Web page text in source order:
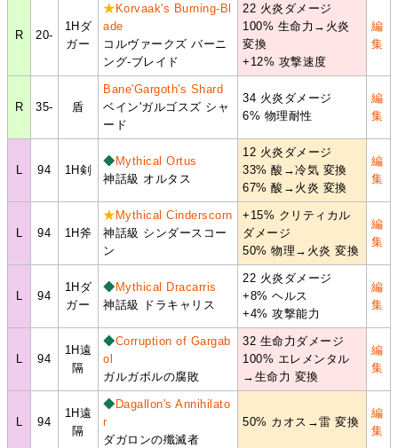
R 20-
1Hダ
ガー
★ Korvaak's Burning-Bl
ade
コルヴァークズ バーニ
ング-ブレイド
22 火炎ダメージ
100% 生命力→火炎
変換
+12% 攻撃速度
編
集
R 35- 盾
Bane'Gargoth's Shard
ベイン'ガルゴスズ シャ
ード
34 火炎ダメージ
6% 物理耐性
編
集
L 94 1H剣
◆ Mythical Ortus
神話級 オルタス
12 火炎ダメージ
33% 酸→冷気 変換
67% 酸→火炎 変換
編
集
L 94 1H斧
★ Mythical Cinderscorn
神話級 シンダースコー
ン
+15% クリティカル
ダメージ
50% 物理→火炎 変換
編
集
L 94
1Hダ
ガー
◆ Mythical Dracarris
神話級 ドラキャリス
22 火炎ダメージ
+8% ヘルス
+4% 攻撃能力
編
集
L 94
1H遠
隔
◆Corruption of Gargab
ol
ガルガボルの腐敗
32 生命力ダメージ
100% エレメンタル
→生命力 変換
編
集
L 94
1H遠
隔
◆ Dagallon's Annihilato
r
ダガロンの殲滅者
50% カオス→雷 変換
編
集